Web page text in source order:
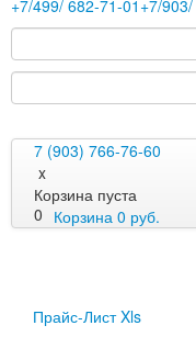
+7/499/ 682-71-01 +7/903/
7 (903) 766-76-60
x
Корзина пуста
0 Корзина 0 руб.
Перезарядка ОП
Прайс-Лист Xls